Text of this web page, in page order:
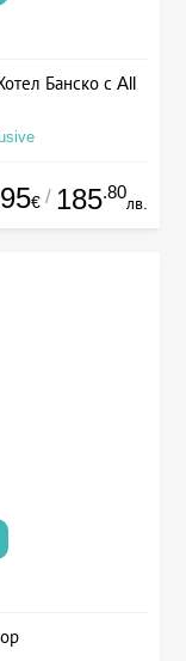
Банско с All
95€ / 185.80
лв.